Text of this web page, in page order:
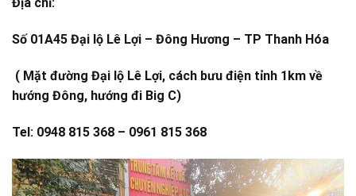
Địa chỉ:
Số 01A45 Đại lộ Lê Lợi – Đông Hương – TP Thanh Hóa
( Mặt đường Đại lộ Lê Lợi, cách bưu điện tỉnh 1km về
hướng Đông, hướng đi Big C)
Tel: 0948 815 368 – 0961 815 368